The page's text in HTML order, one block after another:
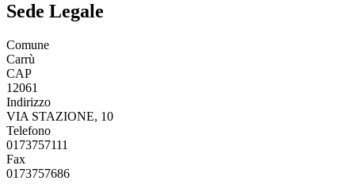
Sede Legale
Comune
Carrù
CAP
12061
Indirizzo
VIA STAZIONE, 10
Telefono
0173757111
Fax
0173757686